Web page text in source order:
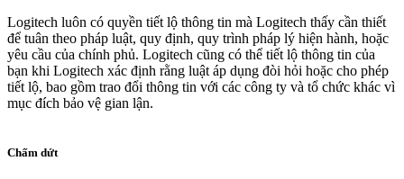
Logitech luôn có quyền tiết lộ thông tin mà Logitech thấy cần thiết
để tuân theo pháp luật, quy định, quy trình pháp lý hiện hành, hoặc
yêu cầu của chính phủ. Logitech cũng có thể tiết lộ thông tin của
bạn khi Logitech xác định rằng luật áp dụng đòi hỏi hoặc cho phép
tiết lộ, bao gồm trao đổi thông tin với các công ty và tổ chức khác vì
mục đích bảo vệ gian lận.
Chấm dứt